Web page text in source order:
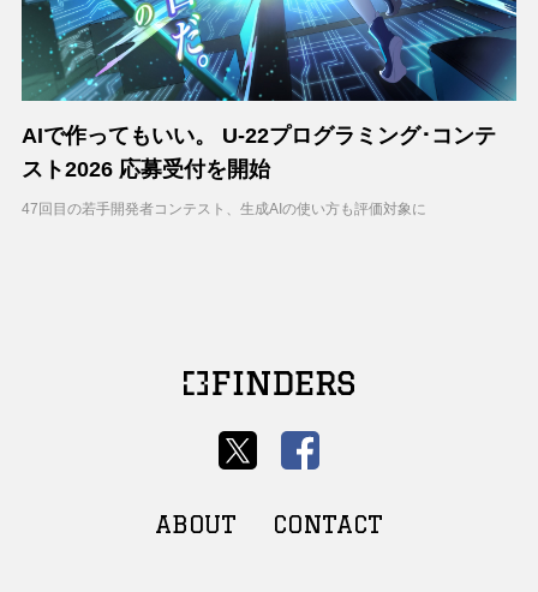
AIで作ってもいい。 U-22プログラミング･コンテ
スト2026 応募受付を開始
47回目の若手開発者コンテスト、生成AIの使い方も評価対象に
ABOUT CONTACT